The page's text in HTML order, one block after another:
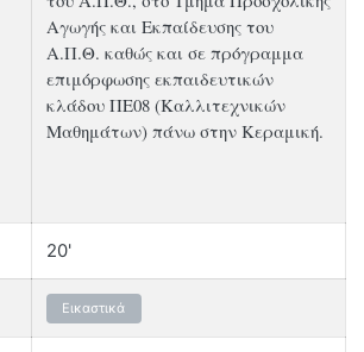
Αγωγής και Εκπαίδευσης του
Α.Π.Θ. καθώς και σε πρόγραμμα
επιμόρφωσης εκπαιδευτικών
κλάδου ΠΕ08 (Καλλιτεχνικών
Μαθημάτων) πάνω στην Κεραμική.
20'
Εικαστικά